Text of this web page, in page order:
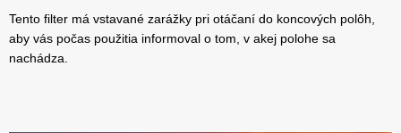
Tento filter má vstavané zarážky pri otáčaní do koncových polôh,
aby vás počas použitia informoval o tom, v akej polohe sa
nachádza.